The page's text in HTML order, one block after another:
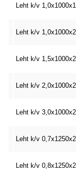
Leht k/v
Leht k/v
Leht k/v
Leht k/v
Leht k/v
Leht k/v
Leht k/v